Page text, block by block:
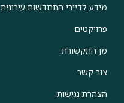
מידע לדיירי התחדשות עירונית
פרויקטים
מן התקשורת
צור קשר
הצהרת נגישות